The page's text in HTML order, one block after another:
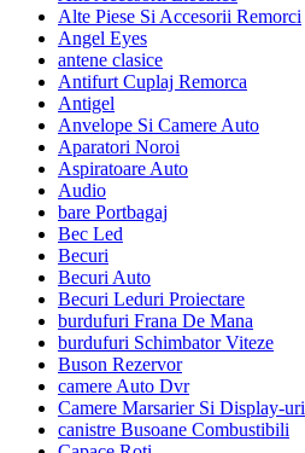
Alte Piese Si Accesorii Remorci
Angel Eyes
antene clasice
Antifurt Cuplaj Remorca
Antigel
Anvelope Si Camere Auto
Aparatori Noroi
Aspiratoare Auto
Audio
bare Portbagaj
Bec Led
Becuri
Becuri Auto
Becuri Leduri Proiectare
burdufuri Frana De Mana
burdufuri Schimbator Viteze
Buson Rezervor
camere Auto Dvr
Camere Marsarier Si Display-uri
canistre Busoane Combustibili